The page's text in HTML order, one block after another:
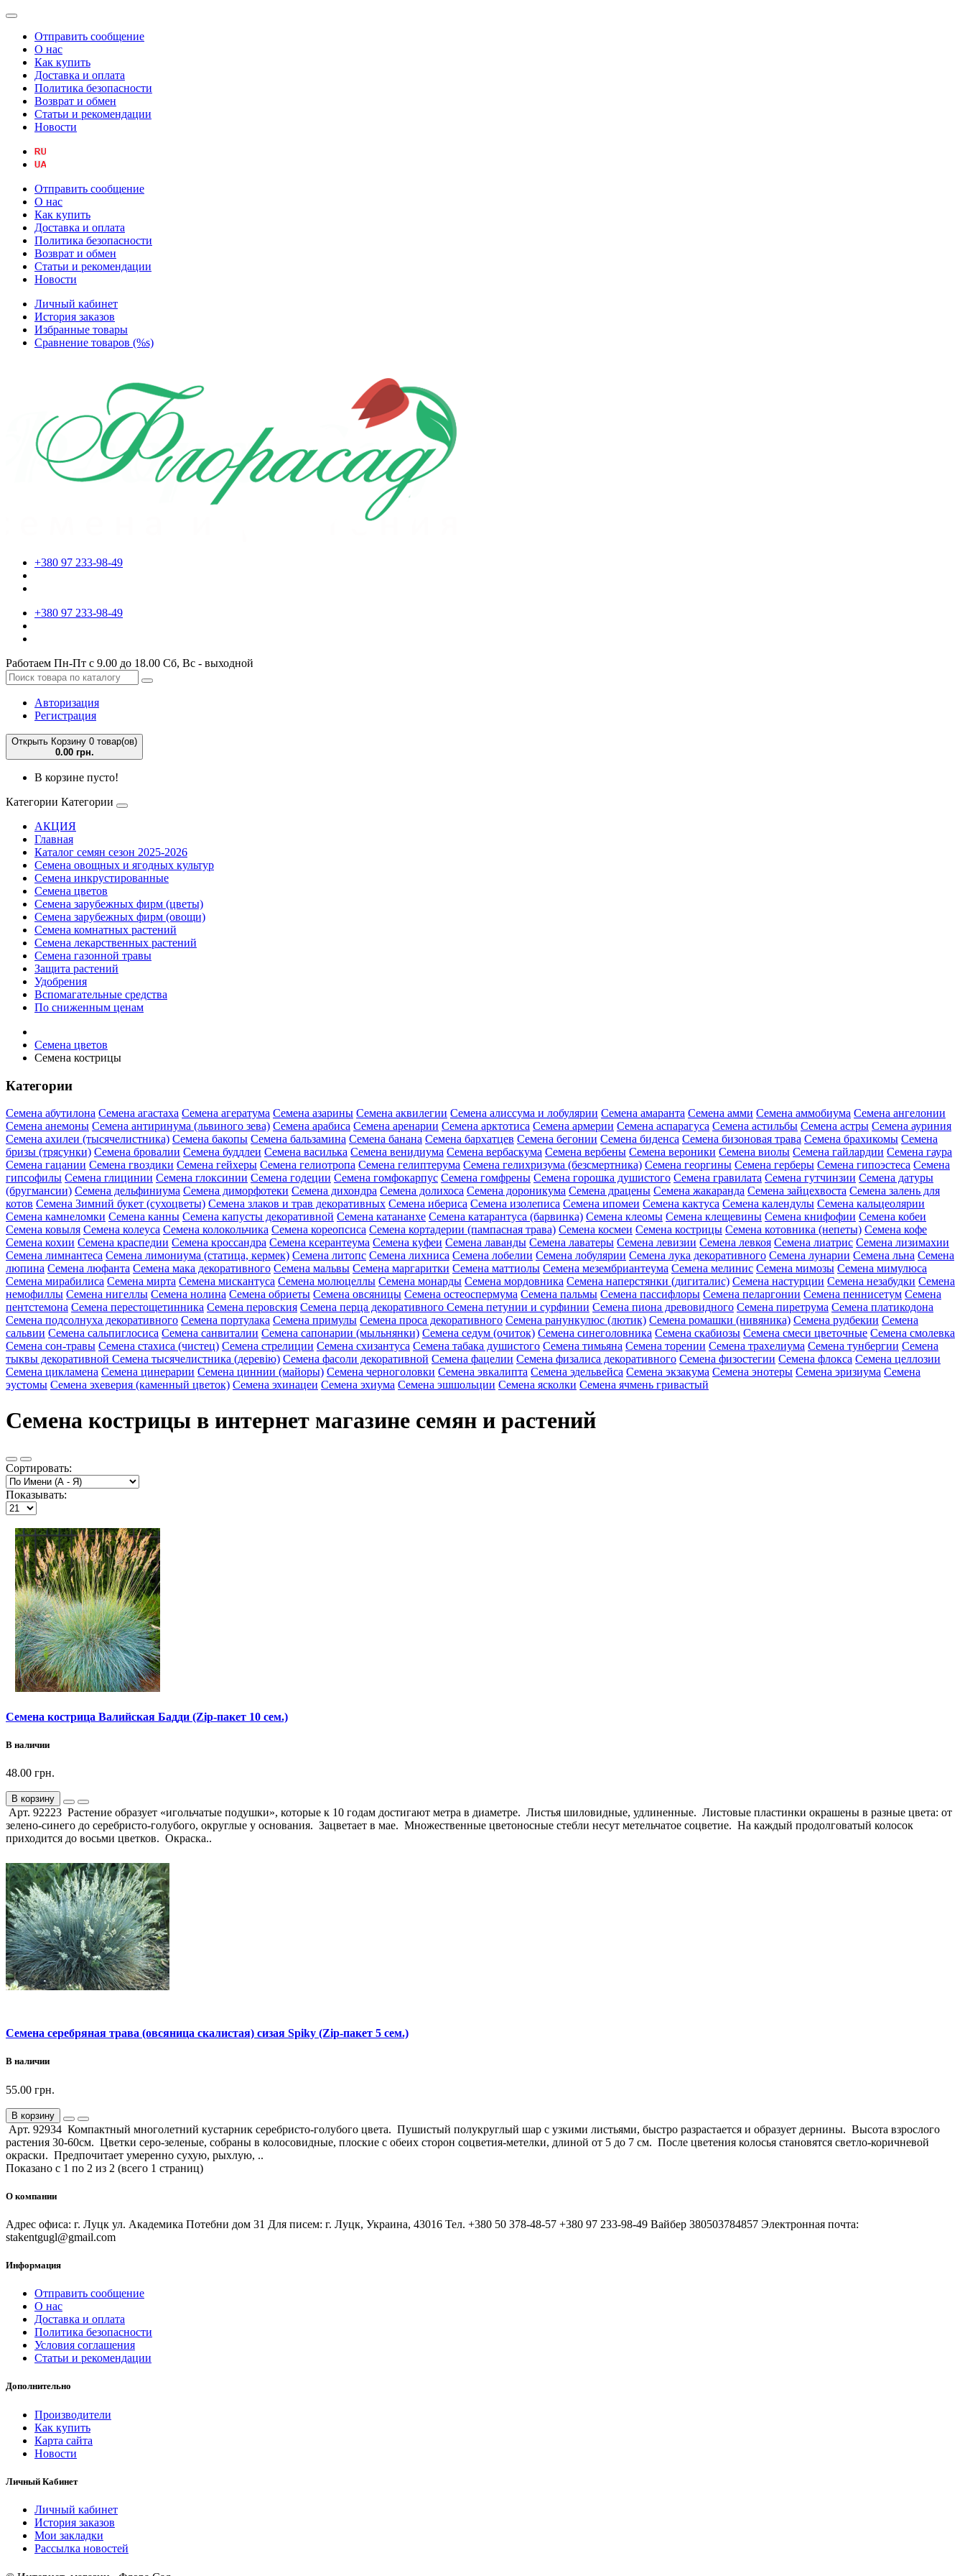
Отправить сообщение
О нас
Как купить
Доставка и оплата
Политика безопасности
Возврат и обмен
Статьи и рекомендации
Новости
Отправить сообщение
О нас
Как купить
Доставка и оплата
Политика безопасности
Возврат и обмен
Статьи и рекомендации
Новости
Личный кабинет
История заказов
Избранные товары
Сравнение товаров (%s)
+380 97 233-98-49
+380 97 233-98-49
Работаем Пн-Пт с 9.00 до 18.00 Сб, Вс - выходной
Авторизация
Регистрация
Открыть Корзину 0 товар(ов)
0.00 грн.
В корзине пусто!
Категории Категории
АКЦИЯ
Главная
Каталог семян сезон 2025-2026
Семена овощных и ягодных культур
Семена инкрустированные
Семена цветов
Семена зарубежных фирм (цветы)
Семена зарубежных фирм (овощи)
Семена комнатных растений
Семена лекарственных растений
Семена газонной травы
Защита растений
Удобрения
Вспомагательные средства
По сниженным ценам
Семена цветов
Семена кострицы
Категории
Семена абутилона Семена агастаха Семена агератума Семена азарины Семена аквилегии Семена алиссума и лобулярии Семена амаранта Семена амми Семена аммобиума Семена ангелонии
Семена анемоны Семена антиринума (львиного зева) Семена арабиса Семена аренарии Семена арктотиса Семена армерии Семена аспарагуса Семена астильбы Семена астры Семена ауриния
Семена ахилеи (тысячелистника) Семена бакопы Семена бальзамина Семена банана Семена бархатцев Семена бегонии Семена биденса Семена бизоновая трава Семена брахикомы Семена
бризы (трясунки) Семена бровалии Семена буддлеи Семена василька Семена венидиума Семена вербаскума Семена вербены Семена вероники Семена виолы Семена гайлардии Семена гаура
Семена гацании Семена гвоздики Семена гейхеры Семена гелиотропа Семена гелиптерума Семена гелихризума (безсмертника) Семена георгины Семена герберы Семена гипоэстеса Семена
гипсофилы Семена глицинии Семена глоксинии Семена годеции Семена гомфокарпус Семена гомфрены Семена горошка душистого Семена гравилата Семена гутчинзии Семена датуры
(бругмансии) Семена дельфиниума Семена диморфотеки Семена дихондра Семена долихоса Семена дороникума Семена драцены Семена жакаранда Семена зайцехвоста Семена залень для
котов Семена Зимний букет (сухоцветы) Семена злаков и трав декоративных Семена ибериса Семена изолеписа Семена ипомеи Семена кактуса Семена календулы Семена кальцеолярии
Семена камнеломки Семена канны Семена капусты декоративной Семена катананхе Семена катарантуса (барвинка) Семена клеомы Семена клещевины Семена книфофии Семена кобеи
Семена ковыля Семена колеуса Семена колокольчика Семена кореопсиса Семена кортадерии (пампасная трава) Семена космеи Семена кострицы Семена котовника (непеты) Семена кофе
Семена кохии Семена краспедии Семена кроссандра Семена ксерантеума Семена куфеи Семена лаванды Семена лаватеры Семена левизии Семена левкоя Семена лиатрис Семена лизимахии
Семена лимнантеса Семена лимониума (статица, кермек) Семена литопс Семена лихниса Семена лобелии Семена лобулярии Семена лука декоративного Семена лунарии Семена льна Семена
люпина Семена люфанта Семена мака декоративного Семена мальвы Семена маргаритки Семена маттиолы Семена мезембриантеума Семена мелинис Семена мимозы Семена мимулюса
Семена мирабилиса Семена мирта Семена мискантуса Семена молюцеллы Семена монарды Семена мордовника Семена наперстянки (дигиталис) Семена настурции Семена незабудки Семена
немофиллы Семена нигеллы Семена нолина Семена обриеты Семена овсяницы Семена остеоспермума Семена пальмы Семена пассифлоры Семена пеларгонии Семена пеннисетум Семена
пентстемона Семена перестощетинника Семена перовския Семена перца декоративного Семена петунии и сурфинии Семена пиона древовидного Семена пиретрума Семена платикодона
Семена подсолнуха декоративного Семена портулака Семена примулы Семена проса декоративного Семена ранункулюс (лютик) Семена ромашки (нивяника) Семена рудбекии Семена
сальвии Семена сальпиглосиса Семена санвиталии Семена сапонарии (мыльнянки) Семена седум (очиток) Семена синеголовника Семена скабиозы Семена смеси цветочные Семена смолевка
Семена сон-травы Семена стахиса (чистец) Семена стрелиции Семена схизантуса Семена табака душистого Семена тимьяна Семена торении Семена трахелиума Семена тунбергии Семена
тыквы декоративной Семена тысячелистника (деревію) Семена фасоли декоративной Семена фацелии Семена физалиса декоративного Семена физостегии Семена флокса Семена целлозии
Семена цикламена Семена цинерарии Семена циннии (майоры) Семена черноголовки Семена эвкалипта Семена эдельвейса Семена экзакума Семена энотеры Семена эризиума Семена
эустомы Семена эхеверия (каменный цветок) Семена эхинацеи Семена эхиума Семена эшшольции Семена ясколки Семена ячмень гривастый
Семена кострицы в интернет магазине семян и растений
Сортировать:
Показывать:
Семена кострица Валийская Бадди (Zip-пакет 10 сем.)
В наличии
48.00 грн.
В корзину
Арт. 92223 Растение образует «игольчатые подушки», которые к 10 годам достигают метра в диаметре. Листья шиловидные, удлиненные. Листовые пластинки окрашены в разные цвета: от
зелено-синего до серебристо-голубого, округлые у основания. Зацветает в мае. Множественные цветоносные стебли несут метельчатое соцветие. На каждый продолговатый колосок
приходится до восьми цветков. Окраска..
Семена серебряная трава (овсяница скалистая) сизая Spiky (Zip-пакет 5 сем.)
В наличии
55.00 грн.
В корзину
Арт. 92934 Компактный многолетний кустарник серебристо-голубого цвета. Пушистый полукруглый шар с узкими листьями, быстро разрастается и образует дернины. Высота взрослого
растения 30-60см. Цветки серо-зеленые, собраны в колосовидные, плоские с обеих сторон соцветия-метелки, длиной от 5 до 7 см. После цветения колосья становятся светло-коричневой
окраски. Предпочитает умеренно сухую, рыхлую, ..
Показано с 1 по 2 из 2 (всего 1 страниц)
О компании
Адрес офиса: г. Луцк ул. Академика Потебни дом 31 Для писем: г. Луцк, Украина, 43016 Тел. +380 50 378-48-57 +380 97 233-98-49 Вайбер 380503784857 Электронная почта:
stakentgugl@gmail.com
Информация
Отправить сообщение
О нас
Доставка и оплата
Политика безопасности
Условия соглашения
Статьи и рекомендации
Дополнительно
Производители
Как купить
Карта сайта
Новости
Личный Кабинет
Личный кабинет
История заказов
Мои закладки
Рассылка новостей